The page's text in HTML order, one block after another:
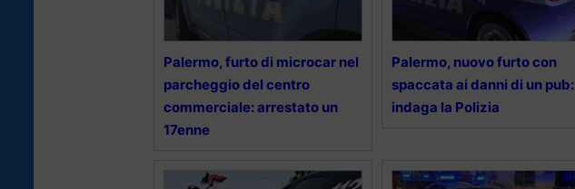
Palermo, furto di microcar nel
parcheggio del centro
commerciale: arrestato un
17enne
Palermo, nuovo furto con
spaccata ai danni di un pub:
indaga la Polizia